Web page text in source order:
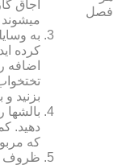
فصل
اجاق
به
کرده‏
اضافه
بزنید و
بالش‏ها
دهید.
که
ظروف